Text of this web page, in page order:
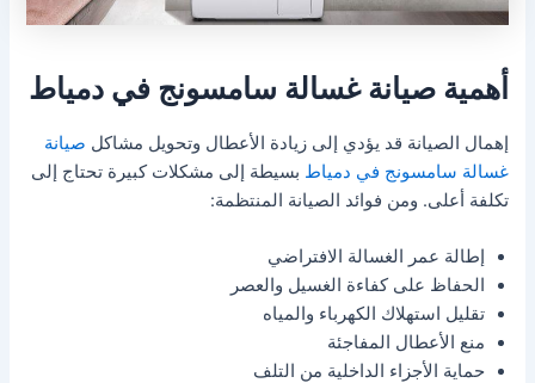
أهمية صيانة غسالة سامسونج في دمياط
إهمال الصيانة قد يؤدي إلى زيادة الأعطال وتحويل مشاكل صيانة
غسالة سامسونج في دمياط بسيطة إلى مشكلات كبيرة تحتاج إلى
تكلفة أعلى. ومن فوائد الصيانة المنتظمة:
إطالة عمر الغسالة الافتراضي
الحفاظ على كفاءة الغسيل والعصر
تقليل استهلاك الكهرباء والمياه
منع الأعطال المفاجئة
حماية الأجزاء الداخلية من التلف